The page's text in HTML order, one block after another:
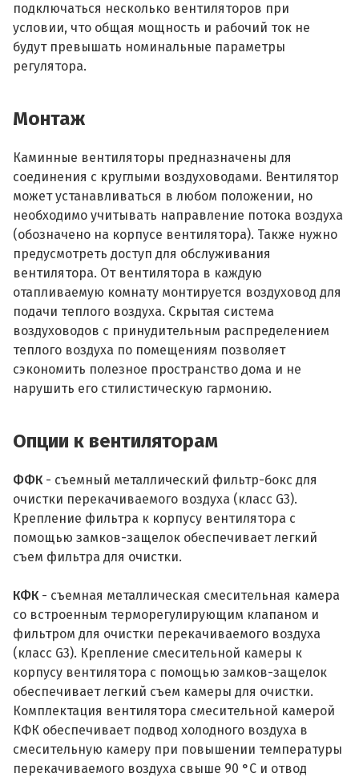
подключаться несколько вентиляторов при
условии, что общая мощность и рабочий ток не
будут превышать номинальные параметры
регулятора.
Монтаж
Каминные вентиляторы предназначены для
соединения с круглыми воздуховодами. Вентилятор
может устанавливаться в любом положении, но
необходимо учитывать направление потока воздуха
(обозначено на корпусе вентилятора). Также нужно
предусмотреть доступ для обслуживания
вентилятора. От вентилятора в каждую
отапливаемую комнату монтируется воздуховод для
подачи теплого воздуха. Скрытая система
воздуховодов с принудительным распределением
теплого воздуха по помещениям позволяет
сэкономить полезное пространство дома и не
нарушить его стилистическую гармонию.
Опции к вентиляторам
ФФК- съемный металлический фильтр-бокс для
очистки перекачиваемого воздуха (класс G3).
Крепление фильтра к корпусу вентилятора с
помощью замков-защелок обеспечивает легкий
съем фильтра для очистки.
КФК- съемная металлическая смесительная камера
со встроенным терморегулирующим клапаном и
фильтром для очистки перекачиваемого воздуха
(класс G3). Крепление смесительной камеры к
корпусу вентилятора с помощью замков-защелок
обеспечивает легкий съем камеры для очистки.
Комплектация вентилятора смесительной камерой
КФК обеспечивает подвод холодного воздуха в
смесительную камеру при повышении температуры
перекачиваемого воздуха свыше 90 °С и отвод